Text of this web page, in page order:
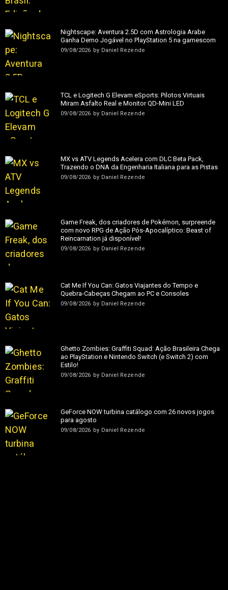
Nightscape: Aventura 2.5D com Astrologia Árabe
Ganha Demo Jogável no PlayStation 5 na gamescom
09/08/2026 by Daniel Rezende
TCL e Logitech G Elevam eSports: Pilotos Virtuais
Miram Asfalto Real e Monitor QD-Mini LED
09/08/2026 by Daniel Rezende
MX vs ATV Legends Acelera com DLC Beta Pack,
Trazendo o DNA da Engenharia Italiana para as Pistas
09/08/2026 by Daniel Rezende
Game Freak, dos criadores de Pokémon, surpreende
com novo RPG de Ação Pós-Apocalíptico: Beast of
Reincarnation já disponível!
09/08/2026 by Daniel Rezende
Cat Me If You Can: Gatos Viajantes do Tempo e
Quebra-Cabeças Chegam ao PC e Consoles
09/08/2026 by Daniel Rezende
Ghetto Zombies: Graffiti Squad: Ação Brasileira Chega
ao PlayStation e Nintendo Switch (e Switch 2) com
Estilo!
09/08/2026 by Daniel Rezende
GeForce NOW turbina catálogo com 26 novos jogos
para agosto
09/08/2026 by Daniel Rezende